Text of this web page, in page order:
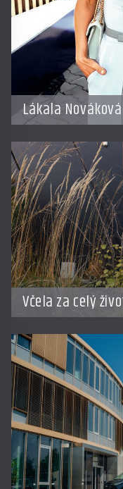
Lákala
tělo!
Včela za celý
pražský med ze